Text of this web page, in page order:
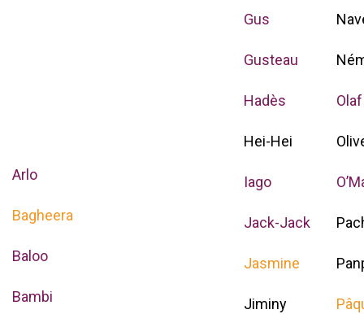
Arlo
Bagheera
Baloo
Bambi
Gus
Gusteau
Hadès
Hei-Hei
Iago
Jack-Jack
Jasmine
Jiminy
Olaf